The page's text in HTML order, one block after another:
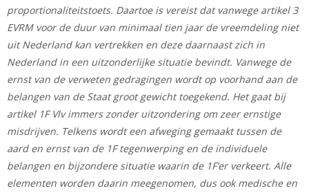
proportionaliteitstoets. Daartoe is vereist dat vanwege artikel 3
EVRM voor de duur van minimaal tien jaar de vreemdeling niet
uit Nederland kan vertrekken en deze daarnaast zich in
Nederland in een uitzonderlijke situatie bevindt. Vanwege de
ernst van de verweten gedragingen wordt op voorhand aan de
belangen van de Staat groot gewicht toegekend. Het gaat bij
artikel 1F Vlv immers zonder uitzondering om zeer ernstige
misdrijven. Telkens wordt een afweging gemaakt tussen de
aard en ernst van de 1F tegenwerping en de individuele
belangen en bijzondere situatie waarin de 1F’er verkeert. Alle
elementen worden daarin meegenomen, dus ook medische en